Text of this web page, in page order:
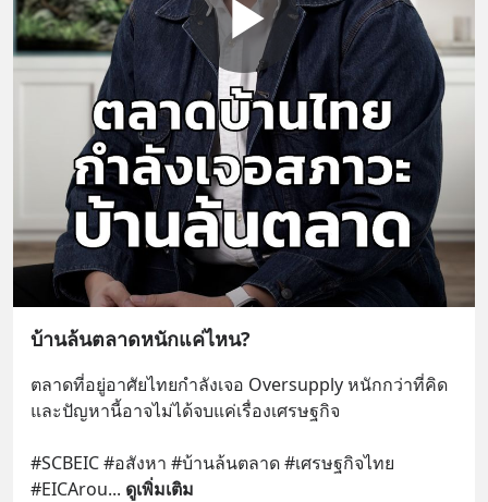
บ้านล้นตลาดหนักแค่ไหน?
ตลาดที่อยู่อาศัยไทยกำลังเจอ Oversupply หนักกว่าที่คิด
และปัญหานี้อาจไม่ได้จบแค่เรื่องเศรษฐกิจ
#SCBEIC #อสังหา #บ้านล้นตลาด #เศรษฐกิจไทย
#EICArou... ดูเพิ่มเติม